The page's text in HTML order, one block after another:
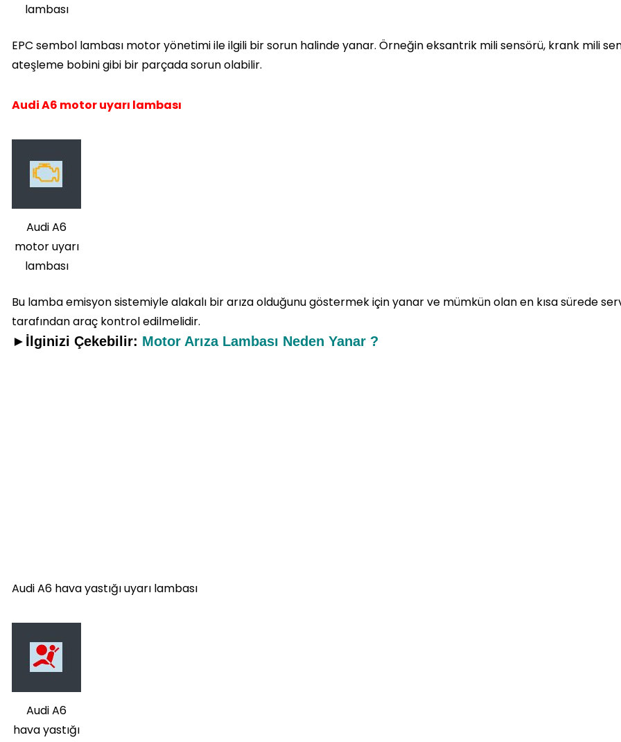
lambası
EPC sembol lambası motor yönetimi ile ilgili bir sorun halinde yanar. Örneğin eksantrik mili sensörü, krank mili
ateşleme bobini gibi bir parçada sorun olabilir.
Audi A6 motor uyarı lambası
Audi A6
motor uyarı
lambası
Bu lamba emisyon sistemiyle alakalı bir arıza olduğunu göstermek için yanar ve mümkün olan en kısa sürede
tarafından araç kontrol edilmelidir.
►İlginizi Çekebilir: Motor Arıza Lambası Neden Yanar ?
Audi A6 hava yastığı uyarı lambası
Audi A6
hava yastığı